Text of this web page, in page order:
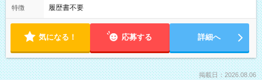
特徴 履歴書不要
気になる！ 応募する 詳細へ
掲載日：2026.08.06